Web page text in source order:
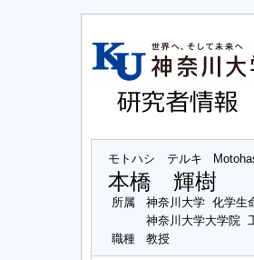
モトハシ テルキ
本橋 輝樹
所属
神奈川大学 化学生
神奈川大学大学院
職種
教授